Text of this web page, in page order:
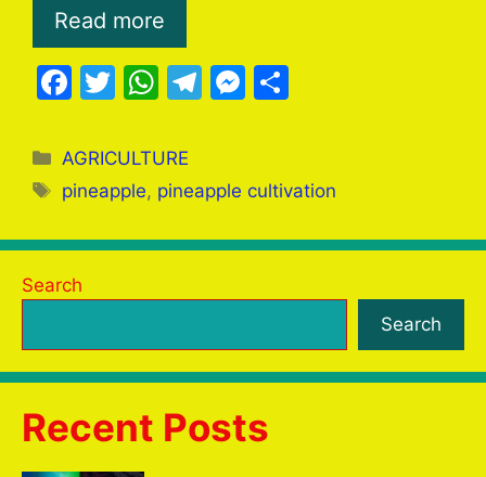
Read more
F
c
e
o
o
T
itt
er
W
at
s
p
p
T
gr
m
M
s
n
g
e
Categories
AGRICULTURE
Tags
pineapple, pineapple cultivation
Search
Search
Recent Posts